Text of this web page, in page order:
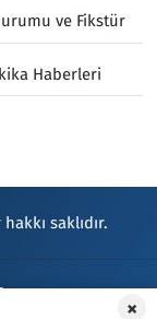
×
ve Fikstür
Haberleri
saklıdır.